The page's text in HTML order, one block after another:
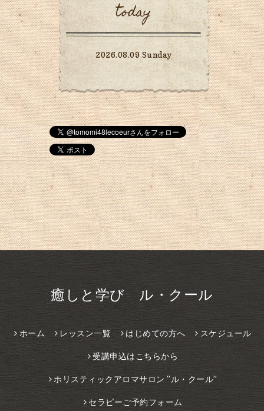
today
2026.08.09 Sunday
癒しと学び ル・クール
ホーム レッスン一覧 はじめての方へ スケジュール
受講申込はこちらから
ホリスティックアロマサロン ”ル・クール”
セラピーご予約フォーム